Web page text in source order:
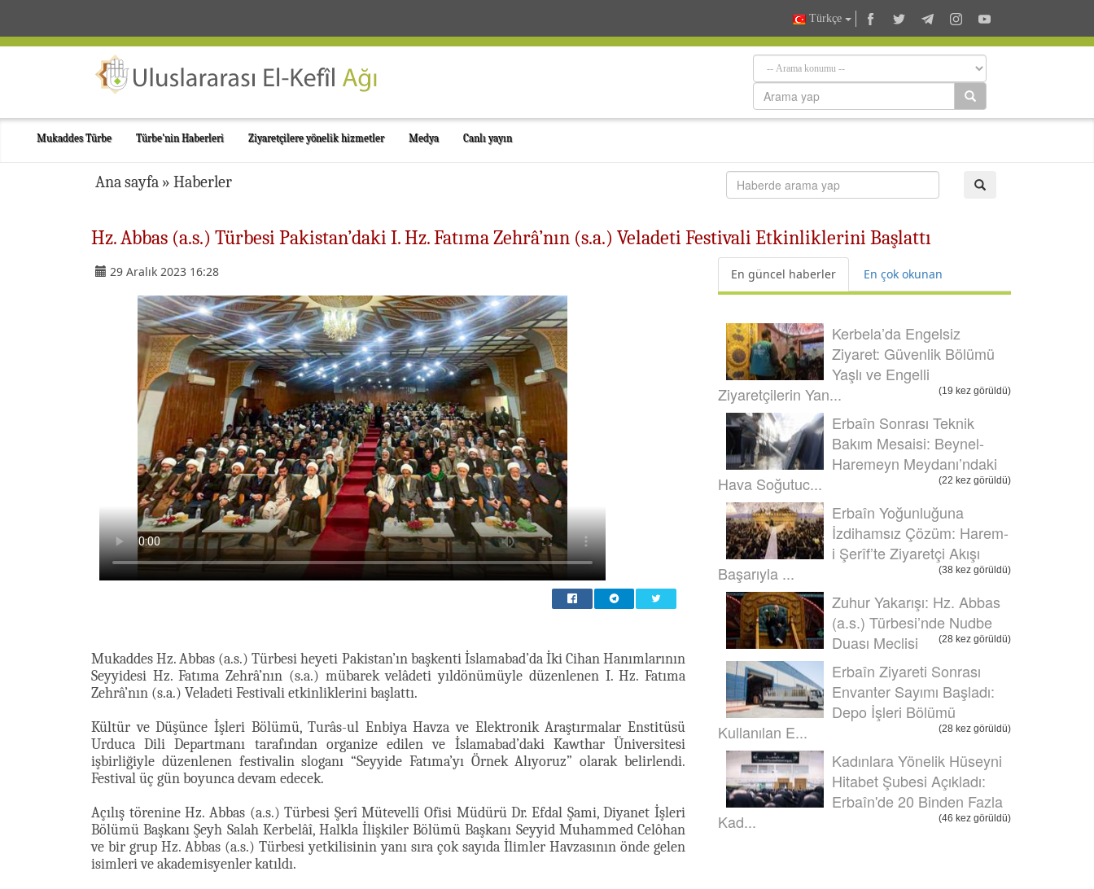
Türkçe
Mukaddes Türbe Türbe'nin Haberleri Ziyaretçilere yönelik hizmetler Medya Canlı yayın
Ana sayfa » Haberler
Hz. Abbas (a.s.) Türbesi Pakistan’daki I. Hz. Fatıma Zehrâ’nın (s.a.) Veladeti Festivali Etkinliklerini Başlattı
29 Aralık 2023 16:28
Mukaddes Hz. Abbas (a.s.) Türbesi heyeti Pakistan’ın başkenti İslamabad’da İki Cihan Hanımlarının
Seyyidesi Hz. Fatıma Zehrâ’nın (s.a.) mübarek velâdeti yıldönümüyle düzenlenen I. Hz. Fatıma
Zehrâ’nın (s.a.) Veladeti Festivali etkinliklerini başlattı.
Kültür ve Düşünce İşleri Bölümü, Turâs-ul Enbiya Havza ve Elektronik Araştırmalar Enstitüsü
Urduca Dili Departmanı tarafından organize edilen ve İslamabad’daki Kawthar Üniversitesi
işbirliğiyle düzenlenen festivalin sloganı “Seyyide Fatıma’yı Örnek Alıyoruz” olarak belirlendi.
Festival üç gün boyunca devam edecek.
Açılış törenine Hz. Abbas (a.s.) Türbesi Şerî Mütevellî Ofisi Müdürü Dr. Efdal Şami, Diyanet İşleri
Bölümü Başkanı Şeyh Salah Kerbelâî, Halkla İlişkiler Bölümü Başkanı Seyyid Muhammed Celôhan
ve bir grup Hz. Abbas (a.s.) Türbesi yetkilisinin yanı sıra çok sayıda İlimler Havzasının önde gelen
isimleri ve akademisyenler katıldı.
En güncel haberler En çok okunan
Kerbela’da Engelsiz
Ziyaret: Güvenlik Bölümü
Yaşlı ve Engelli
Ziyaretçilerin Yan...
(19 kez görüldü)
Erbaîn Sonrası Teknik
Bakım Mesaisi: Beynel-
Haremeyn Meydanı’ndaki
Hava Soğutuc...
(22 kez görüldü)
Erbaîn Yoğunluğuna
İzdihamsız Çözüm: Harem-
i Şerîf’te Ziyaretçi Akışı
Başarıyla ...
(38 kez görüldü)
Zuhur Yakarışı: Hz. Abbas
(a.s.) Türbesi’nde Nudbe
Duası Meclisi
(28 kez görüldü)
Erbaîn Ziyareti Sonrası
Envanter Sayımı Başladı:
Depo İşleri Bölümü
Kullanılan E...
(28 kez görüldü)
Kadınlara Yönelik Hüseyni
Hitabet Şubesi Açıkladı:
Erbaîn'de 20 Binden Fazla
Kad...
(46 kez görüldü)